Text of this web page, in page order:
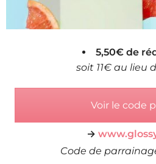
5,50€ de
soit 11€ au lieu
Voir le code
→
Code de